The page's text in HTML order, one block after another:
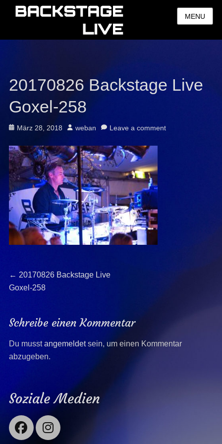
MENU
20170826 Backstage Live
Goxel-258
Posted
März 28, 2018 Author
weban Leave a comment
Beitragsnavigation
← Previous
post:
20170826 Backstage Live
Goxel-258
Schreibe einen Kommentar
Du musstangemeldetsein, um einen Kommentar
abzugeben.
Soziale Medien
Facebook
Instagram